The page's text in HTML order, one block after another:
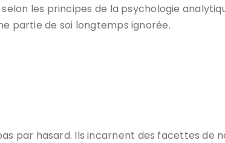
les principes de la psychologie
partie de soi longtemps ignorée.
par hasard. Ils incarnent des facettes de